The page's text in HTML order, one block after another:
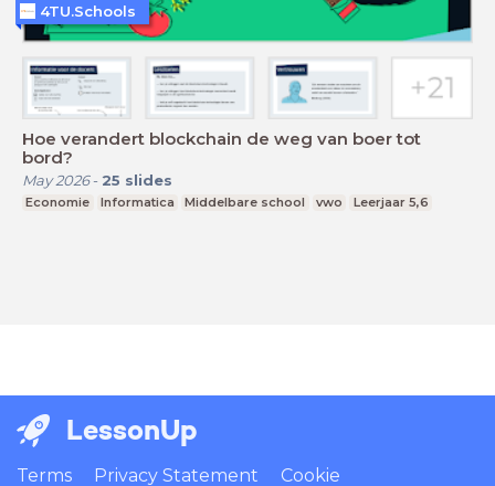
Hoe verandert blockchain de weg van boer tot
bord?
May 2026- 25 slides
Economie Informatica Middelbare school vwo Leerjaar 5,6
4TU.Schools
LessonUp
Terms Privacy Statement Cookie